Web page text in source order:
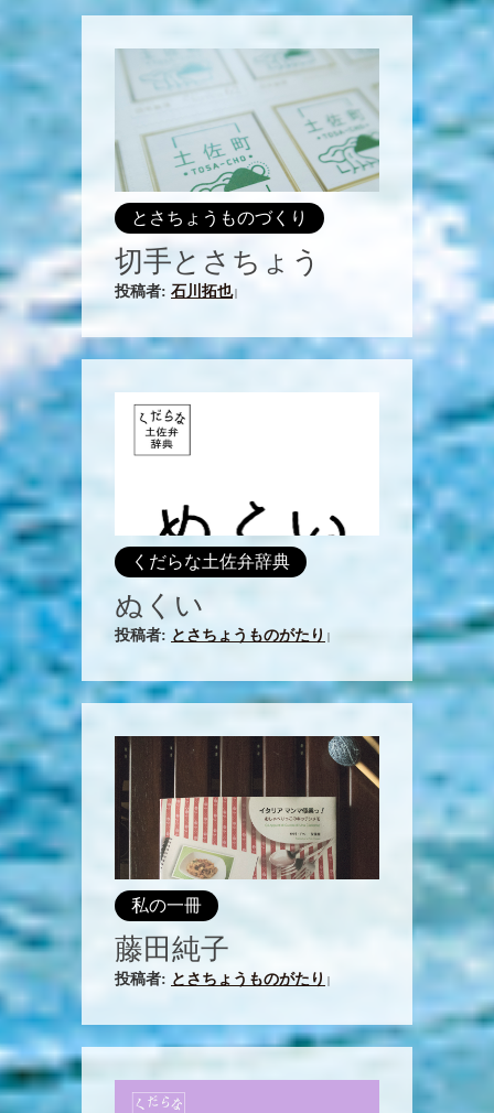
とさちょうものづくり
切手とさちょう
投稿者: 石川拓也|
くだらな土佐弁辞典
ぬくい
投稿者: とさちょうものがたり
私の一冊
藤田純子
投稿者: とさちょうものがたり